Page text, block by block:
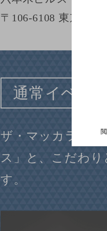
〒106-6108 東京都港
通常イベント
ザ・マッカラン
ス」と、こだわ
す。